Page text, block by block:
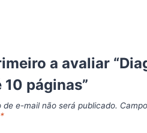
a avaliar
10 páginas”
de e-mail não será publicado.
*